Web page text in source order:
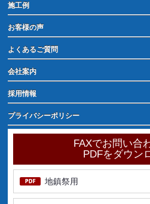
施工例
お客様の声
よくあるご質問
会社案内
採用情報
プライバシーポリシー
FAXでお問い合
PDFをダウン
地鎮祭用